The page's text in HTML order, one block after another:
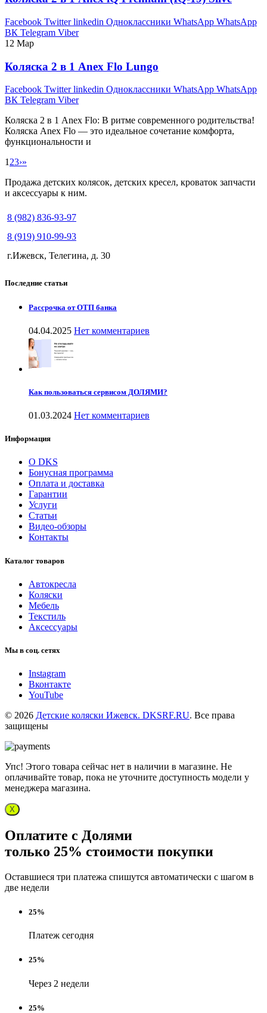
Facebook Twitter linkedin Одноклассники WhatsApp WhatsApp
ВК Telegram Viber
12 Мар
Коляска 2 в 1 Anex Flo Lungo
Facebook Twitter linkedin Одноклассники WhatsApp WhatsApp
ВК Telegram Viber
Коляска 2 в 1 Anex Flo: В ритме современного родительства!
Коляска Anex Flo — это идеальное сочетание комфорта,
функциональности и
1 23›»
Продажа детских колясок, детских кресел, кроваток запчасти
и аксессуары к ним.
8 (982) 836-93-97
8 (919) 910-99-93
г.Ижевск, Телегина, д. 30
Последние статьи
Рассрочка от ОТП банка
04.04.2025 Нет комментариев
Как пользоваться сервисом ДОЛЯМИ?
01.03.2024 Нет комментариев
Информация
О DKS
Бонусная программа
Оплата и доставка
Гарантии
Услуги
Статьи
Видео-обзоры
Контакты
Каталог товаров
Автокресла
Коляски
Мебель
Текстиль
Аксессуары
Мы в соц. сетях
Instagram
Вконтакте
YouTube
© 2026 Детские коляски Ижевск. DKSRF.RU. Все права
защищены
Упс! Этого товара сейчас нет в наличии в магазине. Не
оплачивайте товар, пока не уточните доступность модели у
менеджера магазина.
X
Оплатите с Долями
только 25% стоимости покупки
Оставшиеся три платежа спишутся автоматически с шагом в
две недели
25%
Платеж сегодня
25%
Через 2 недели
25%